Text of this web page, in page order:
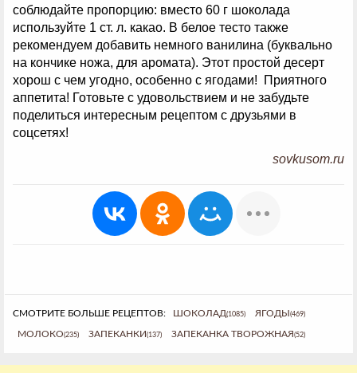
соблюдайте пропорцию: вместо 60 г шоколада
используйте 1 ст. л. какао. В белое тесто также
рекомендуем добавить немного ванилина (буквально
на кончике ножа, для аромата). Этот простой десерт
хорош с чем угодно, особенно с ягодами! Приятного
аппетита! Готовьте с удовольствием и не забудьте
поделиться интересным рецептом с друзьями в
соцсетях!
sovkusom.ru
СМОТРИТЕ БОЛЬШЕ РЕЦЕПТОВ: ШОКОЛАД(1085) ЯГОДЫ(469)
МОЛОКО(235) ЗАПЕКАНКИ(137) ЗАПЕКАНКА ТВОРОЖНАЯ(52)